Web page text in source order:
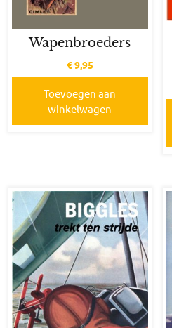
Wapenbroeders
€9,95
Toevoegen aan
winkelwagen